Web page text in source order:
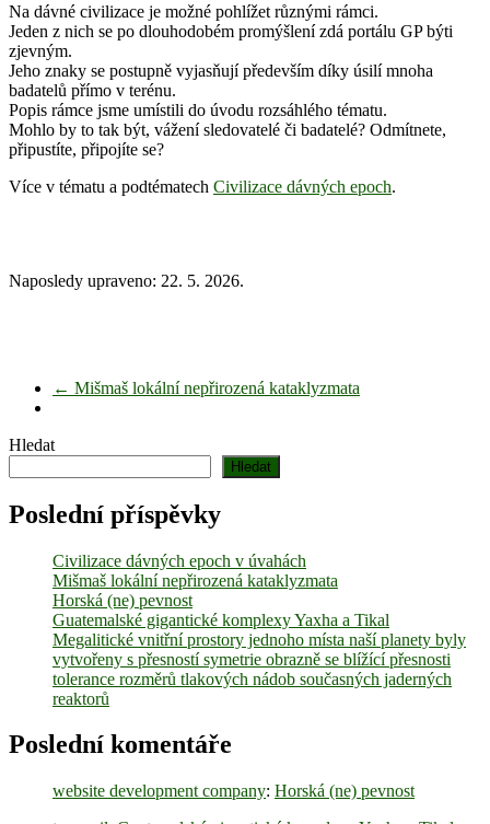
Na dávné civilizace je možné pohlížet různými rámci.
Jeden z nich se po dlouhodobém promýšlení zdá portálu GP býti
zjevným.
Jeho znaky se postupně vyjasňují především díky úsilí mnoha
badatelů přímo v terénu.
Popis rámce jsme umístili do úvodu rozsáhlého tématu.
Mohlo by to tak být, vážení sledovatelé či badatelé? Odmítnete,
připustíte, připojíte se?
Více v tématu a podtématech Civilizace dávných epoch.
Naposledy upraveno: 22. 5. 2026.
← Mišmaš lokální nepřirozená kataklyzmata
Hledat
Hledat
Poslední příspěvky
Civilizace dávných epoch v úvahách
Mišmaš lokální nepřirozená kataklyzmata
Horská (ne) pevnost
Guatemalské gigantické komplexy Yaxha a Tikal
Megalitické vnitřní prostory jednoho místa naší planety byly
vytvořeny s přesností symetrie obrazně se blížící přesnosti
tolerance rozměrů tlakových nádob současných jaderných
reaktorů
Poslední komentáře
website development company: Horská (ne) pevnost